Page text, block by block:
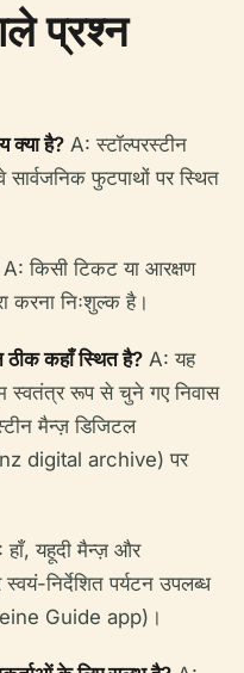
प्रश्न
क्या है? A: स्टॉल्परस्टीन
फुटपाथों पर स्थित
A: किसी टिकट या आरक्षण
करना निःशुल्क है।
ठीक कहाँ स्थित है? A: यह
स्वतंत्र रूप से चुने गए निवास
मैन्ज़ डिजिटल
digital archive) पर
हाँ, यहूदी मैन्ज़ और
निर्देशित पर्यटन उपलब्ध
Guide app)।